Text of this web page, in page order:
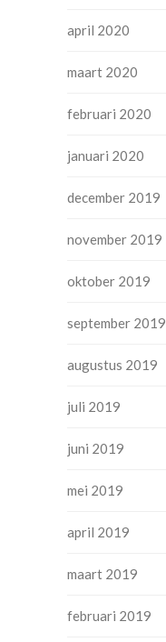
april 2020
maart 2020
februari 2020
januari 2020
december 2019
november 2019
oktober 2019
september 2019
augustus 2019
juli 2019
juni 2019
mei 2019
april 2019
maart 2019
februari 2019